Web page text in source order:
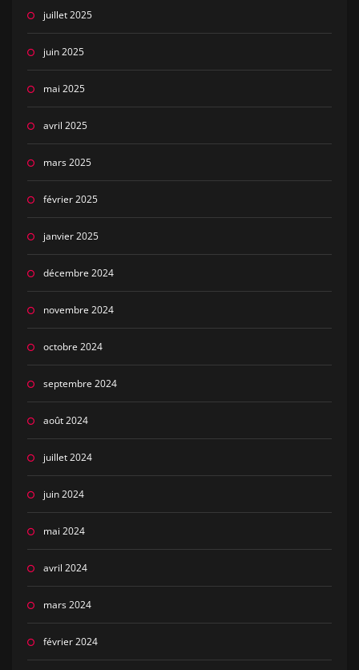
juillet 2025
juin 2025
mai 2025
avril 2025
mars 2025
février 2025
janvier 2025
décembre 2024
novembre 2024
octobre 2024
septembre 2024
août 2024
juillet 2024
juin 2024
mai 2024
avril 2024
mars 2024
février 2024